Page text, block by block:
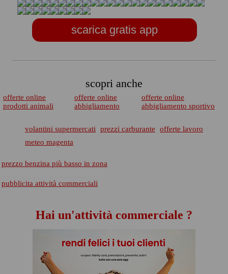
scarica gratis app
scopri anche
offerte online
prodotti animali
offerte online
abbigliamento
offerte online
abbigliamento sportivo
volantini supermercati prezzi carburante
offerte lavoro
meteo magenta
prezzo benzina più basso in zona
pubblicita attività commerciali
Hai un'attività commerciale ?